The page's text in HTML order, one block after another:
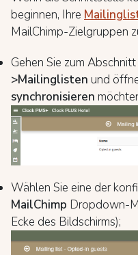
beginnen, Ihre
MailChimp-Zielgruppen
Gehen Sie zum Abschnitt
>Mailinglisten und
synchronisieren
Wählen Sie eine der
MailChimp Dropdown-
Ecke des Bildschirms);